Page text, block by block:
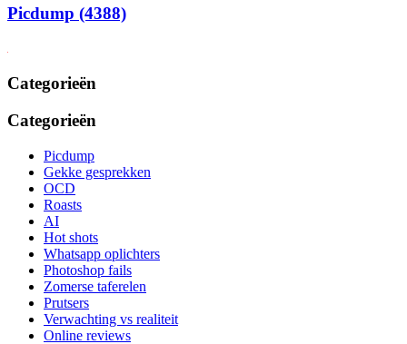
Picdump (4388)
Categorieën
Categorieën
Picdump
Gekke gesprekken
OCD
Roasts
AI
Hot shots
Whatsapp oplichters
Photoshop fails
Zomerse taferelen
Prutsers
Verwachting vs realiteit
Online reviews